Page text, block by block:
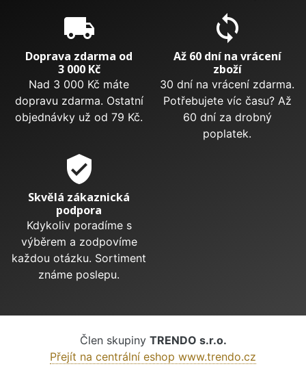
local_shipping
Doprava zdarma od
3 000 Kč
Nad 3 000 Kč máte
dopravu zdarma. Ostatní
objednávky už od 79 Kč.
sync
Až 60 dní na vrácení
zboží
30 dní na vrácení zdarma.
Potřebujete víc času? Až
60 dní za drobný
poplatek.
verified_user
Skvělá zákaznická
podpora
Kdykoliv poradíme s
výběrem a zodpovíme
každou otázku. Sortiment
známe poslepu.
Člen skupiny TRENDO s.r.o.
Přejít na centrální eshop www.trendo.cz